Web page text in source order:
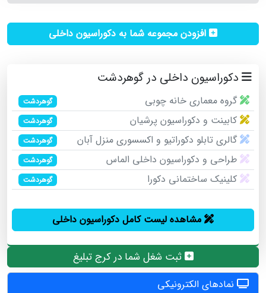
افزودن مجموعه شما به دکوراسیون داخلی
دکوراسیون داخلی در گوهردشت
گروه‌ معماری خانه چوبی گوهردشت
کابینت و دکوراسیون پرشیان گوهردشت
گالری تابلو دکوراتیو و اکسسوری منزل آبان گوهردشت
طراحی و دکوراسیون داخلی الماس گوهردشت
کلینیک ساختمانی دکورا گوهردشت
مشاهده لیست کامل دکوراسیون داخلی
ثبت شغل شما در کرج تبلیغ
نمادهای الکترونیکی